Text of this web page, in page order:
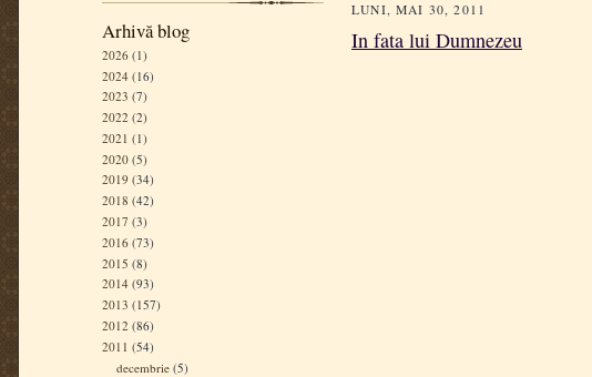
Arhivă blog
2026 (1)
2024 (16)
2023 (7)
2022 (2)
2021 (1)
2020 (5)
2019 (34)
2018 (42)
2017 (3)
2016 (73)
2015 (8)
2014 (93)
2013 (157)
2012 (86)
2011 (54)
decembrie (5)
LUNI, MAI 30, 2011
In fata lui Dumnezeu